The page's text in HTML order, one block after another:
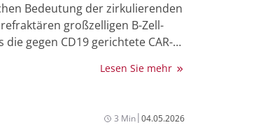
Bedeutung der zirkulierenden
großzelligen B-Zell-
gegen CD19 gerichtete CAR-T-
die Standardtherapie mit
Lesen Sie mehr
3 Min|04.05.2026